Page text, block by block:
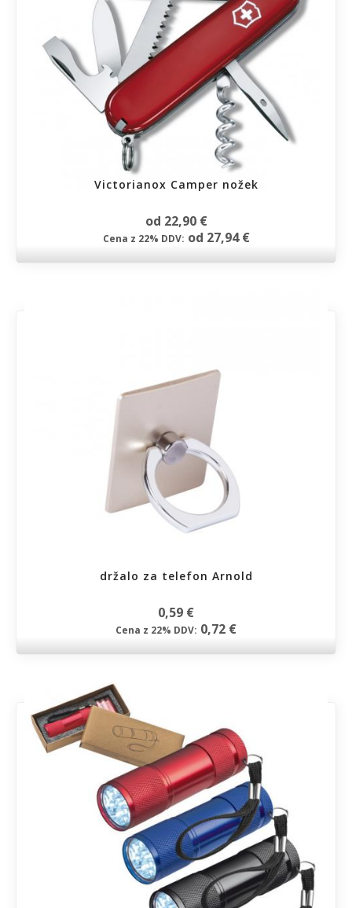
Victorianox Camper nožek
od 22,90 €
Cena z 22% DDV: od 27,94 €
držalo za telefon Arnold
0,59 €
Cena z 22% DDV: 0,72 €